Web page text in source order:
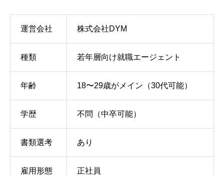
運営会社 株式会社DYM
種類 若年層向け就職エージェント
年齢 18〜29歳がメイン（30代可能）
学歴 不問（中卒可能）
書類選考 あり
雇用形態 正社員